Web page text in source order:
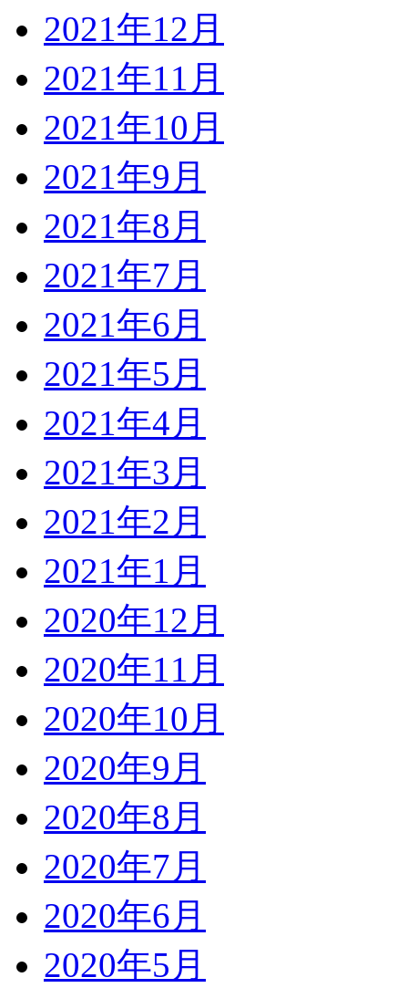
2021年12月
2021年11月
2021年10月
2021年9月
2021年8月
2021年7月
2021年6月
2021年5月
2021年4月
2021年3月
2021年2月
2021年1月
2020年12月
2020年11月
2020年10月
2020年9月
2020年8月
2020年7月
2020年6月
2020年5月